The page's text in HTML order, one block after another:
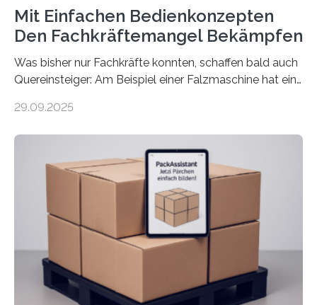
Mit Einfachen Bedienkonzepten
Den Fachkräftemangel Bekämpfen
Was bisher nur Fachkräfte konnten, schaffen bald auch
Quereinsteiger: Am Beispiel einer Falzmaschine hat ein
Mensch-Maschine-Schnittstelle so sehr vereinfacht,
Die zugrunde liegende Methodik lässt sich auf alle
anderen Maschinen übertragen. Eine Falzmaschine
umzurüsten ist ein Job für echte Profis. Eine solche
Maschine faltet in Druckereien Broschüren, Prospekte,
Landkarten und vieles mehr – mehrere Zehntausend
Exemplare pro Stunde. Je nach Maschinentyp und
Auftrag kann das Umrüsten…
29.09.2025